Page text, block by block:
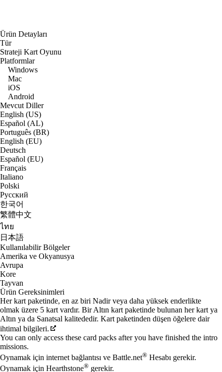
Ürün Detayları
Tür
Strateji Kart Oyunu
Platformlar
Windows
Mac
iOS
Android
Mevcut Diller
English (US)
Español (AL)
Português (BR)
English (EU)
Deutsch
Español (EU)
Français
Italiano
Polski
Русский
한국어
繁體中文
ไทย
日本語
Kullanılabilir Bölgeler
Amerika ve Okyanusya
Avrupa
Kore
Tayvan
Ürün Gereksinimleri
Her kart paketinde, en az biri Nadir veya daha yüksek enderlikte
olmak üzere 5 kart vardır. Bir Altın kart paketinde bulunan her kart ya
Altın ya da Sanatsal kalitededir. Kart paketinden düşen öğelere dair
ihtimal bilgileri.
You can only access these card packs after you have finished the intro
missions.
Oynamak için internet bağlantısı ve Battle.net® Hesabı gerekir.
Oynamak için Hearthstone® gerekir.